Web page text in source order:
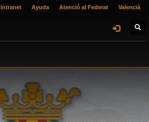
Intranet Ayuda Atenció al Federat Valencià